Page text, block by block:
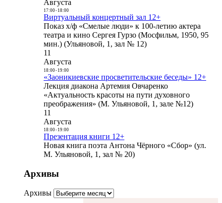
Августа
17:00- 18:00
Виртуальный концертный зал 12+
Показ х/ф «Смелые люди» к 100-летию актера
театра и кино Сергея Гурзо (Мосфильм, 1950, 95
мин.) (Ульяновой, 1, зал № 12)
11
Августа
18:00- 19:00
«Заоникиевские просветительские беседы» 12+
Лекция диакона Артемия Овчаренко
«Актуальность красоты на пути духовного
преображения» (М. Ульяновой, 1, зале №12)
11
Августа
18:00- 19:00
Презентация книги 12+
Новая книга поэта Антона Чёрного «Сбор» (ул.
М. Ульяновой, 1, зал № 20)
Архивы
Архивы